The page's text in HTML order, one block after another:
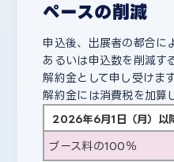
ペースの削減
申込後、出展者の都合に
あるいは申込数を削減す
解約金として申し受けます
解約金には消費税を加算
2026年6月1日（月）以
ブース料の100％